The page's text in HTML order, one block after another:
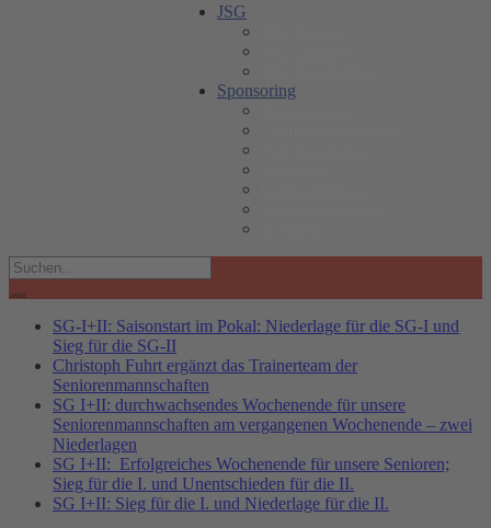
JSG
Sponsoring
Search
for:
SG-I+II: Saisonstart im Pokal: Niederlage für die SG-I und
Sieg für die SG-II
Christoph Fuhrt ergänzt das Trainerteam der
Seniorenmannschaften
SG I+II: durchwachsendes Wochenende für unsere
Seniorenmannschaften am vergangenen Wochenende – zwei
Niederlagen
SG I+II: Erfolgreiches Wochenende für unsere Senioren;
Sieg für die I. und Unentschieden für die II.
SG I+II: Sieg für die I. und Niederlage für die II.